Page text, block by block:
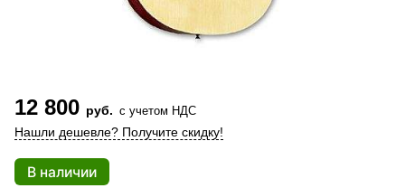
12 800 руб. с учетом НДС
Нашли дешевле? Получите скидку!
В наличии